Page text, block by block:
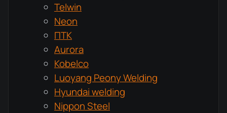
Telwin
Neon
ПТК
Aurora
Kobelco
Luoyang Peony Welding
Hyundai welding
Nippon Steel